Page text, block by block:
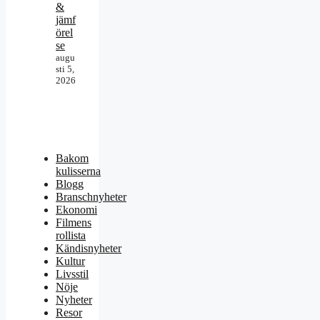
&
jämf
örel
se
augu
sti 5,
2026
Bakom
kulisserna
Blogg
Branschnyheter
Ekonomi
Filmens
rollista
Kändisnyheter
Kultur
Livsstil
Nöje
Nyheter
Resor